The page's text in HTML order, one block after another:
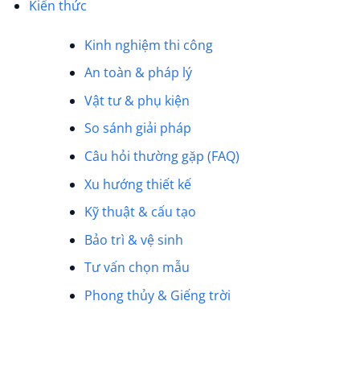
Kiến thức
Kinh nghiệm thi công
An toàn & pháp lý
Vật tư & phụ kiện
So sánh giải pháp
Câu hỏi thường gặp (FAQ)
Xu hướng thiết kế
Kỹ thuật & cấu tạo
Bảo trì & vệ sinh
Tư vấn chọn mẫu
Phong thủy & Giếng trời